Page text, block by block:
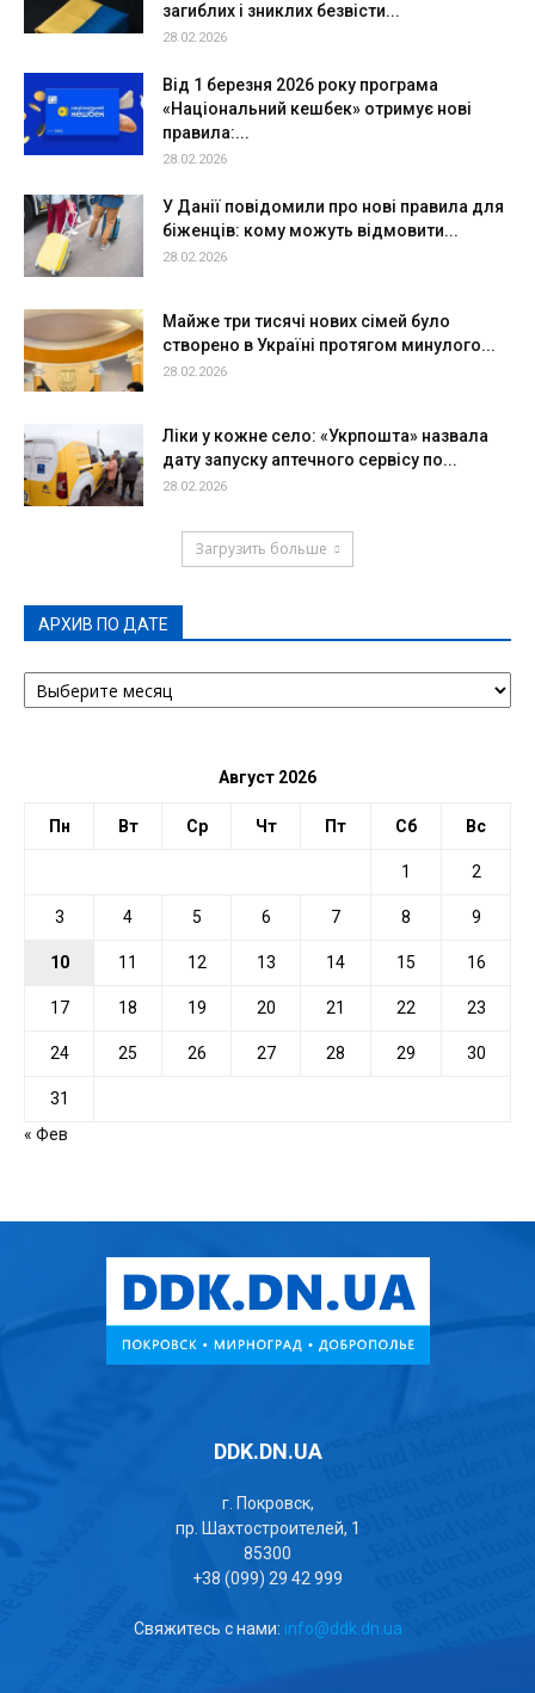
загиблих і зниклих безвісти...
28.02.2026
Від 1 березня 2026 року програма
«Національний кешбек» отримує нові
правила:...
28.02.2026
У Данії повідомили про нові правила для
біженців: кому можуть відмовити...
28.02.2026
Майже три тисячі нових сімей було
створено в Україні протягом минулого...
28.02.2026
Ліки у кожне село: «Укрпошта» назвала
дату запуску аптечного сервісу по...
28.02.2026
Загрузить больше
АРХИВ ПО ДАТЕ
АРХИВ
ПО
Август 2026
Пн Вт Ср Чт Пт Сб Вс
1 2
3 4 5 6 7 8 9
10 11 12 13 14 15 16
17 18 19 20 21 22 23
24 25 26 27 28 29 30
31
« Фев
DDK.DN.UA
г. Покровск,
пр. Шахтостроителей, 1
85300
+38 (099) 29 42 999
Свяжитесь с нами: info@ddk.dn.ua